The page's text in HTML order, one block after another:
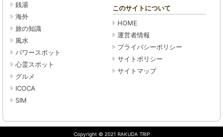
銭湯
海外
旅の知識
風水
パワースポット
心霊スポット
グルメ
ICOCA
SIM
このサイトについて
HOME
運営者情報
プライバシーポリシー
サイトポリシー
サイトマップ
Copyright © 2021 RAKUDA TRIP